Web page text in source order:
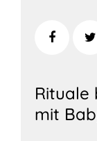
Rituale
mit